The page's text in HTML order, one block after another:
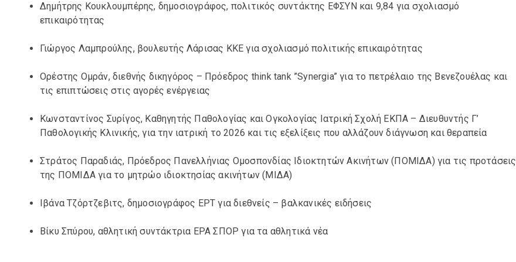
Δημήτρης Κουκλουμπέρης, δημοσιογράφος, πολιτικός συντάκτης ΕΦΣΥΝ και 9,84 για σχολιασμό
επικαιρότητας
Γιώργος Λαμπρούλης, βουλευτής Λάρισας ΚΚΕ για σχολιασμό πολιτικής επικαιρότητας
Ορέστης Ομράν, διεθνής δικηγόρος – Πρόεδρος think tank ”Synergia” για το πετρέλαιο της Βενεζουέλας και
τις επιπτώσεις στις αγορές ενέργειας
Κωνσταντίνος Συρίγος, Καθηγητής Παθολογίας και Ογκολογίας Ιατρική Σχολή ΕΚΠΑ – Διευθυντής Γ’
Παθολογικής Κλινικής, για την ιατρική το 2026 και τις εξελίξεις που αλλάζουν διάγνωση και θεραπεία
Στράτος Παραδιάς, Πρόεδρος Πανελλήνιας Ομοσπονδίας Ιδιοκτητών Ακινήτων (ΠΟΜΙΔΑ) για τις προτάσεις
της ΠΟΜΙΔΑ για το μητρώο ιδιοκτησίας ακινήτων (ΜΙΔΑ)
Ιβάνα Τζόρτζεβιτς, δημοσιογράφος ΕΡΤ για διεθνείς – βαλκανικές ειδήσεις
Βίκυ Σπύρου, αθλητική συντάκτρια ΕΡΑ ΣΠΟΡ για τα αθλητικά νέα